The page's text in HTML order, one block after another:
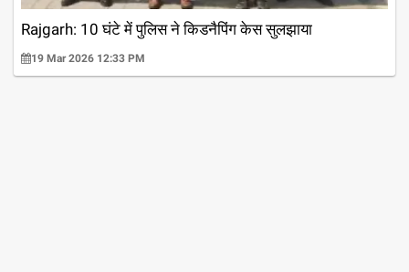
Rajgarh: 10 घंटे में पुलिस ने किडनैपिंग केस सुलझाया
19 Mar 2026 12:33 PM